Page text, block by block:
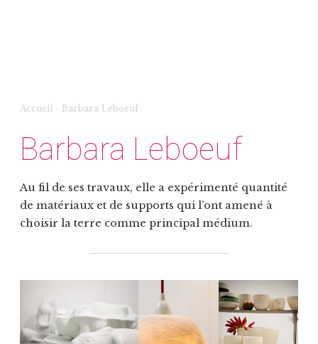
Accueil › Barbara Leboeuf
Barbara Leboeuf
Au fil de ses travaux, elle a expérimenté quantité
de matériaux et de supports qui l’ont amené à
choisir la terre comme principal médium.